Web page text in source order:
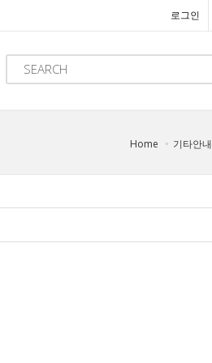
로그인
Home 기타안내